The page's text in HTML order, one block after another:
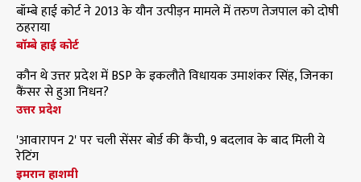
बॉम्बे हाई कोर्ट ने 2013 के यौन उत्पीड़न मामले में तरुण तेजपाल को दोषी
ठहराया
बॉम्बे हाई कोर्ट
कौन थे उत्तर प्रदेश में BSP के इकलौते विधायक उमाशंकर सिंह, जिनका
कैंसर से हुआ निधन?
उत्तर प्रदेश
'आवारापन 2' पर चली सेंसर बोर्ड की कैंची, 9 बदलाव के बाद मिली ये
रेटिंग
इमरान हाशमी